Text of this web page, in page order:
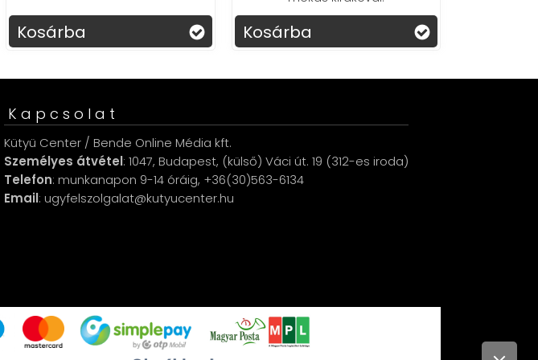
Kosárba Kosárba
Kapcsolat
Kütyü Center / Bende Online Média kft.
Személyes átvétel: 1047, Budapest, (külső) Váci út. 19 (312-es iroda)
Telefon: munkanapon 9-14 óráig, +36(30)563-6134
Email: ugyfelszolgalat@kutyucenter.hu